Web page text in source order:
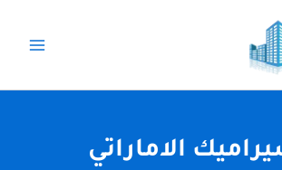
الاماراتي